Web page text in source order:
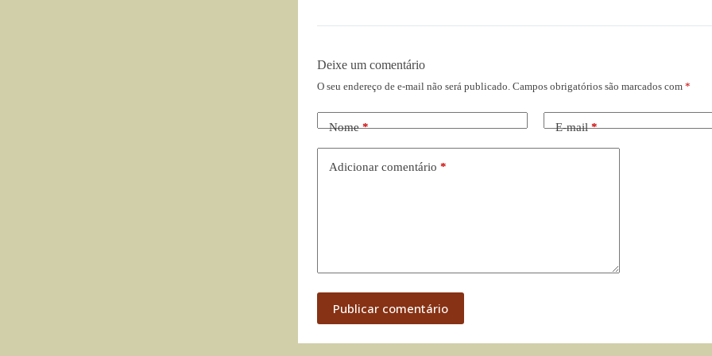
Deixe um comentário
O seu endereço de e-mail não será publicado. Campos obrigatórios são marcados com *
Nome* E-mail*
Adicionar comentário *
Publicar comentário